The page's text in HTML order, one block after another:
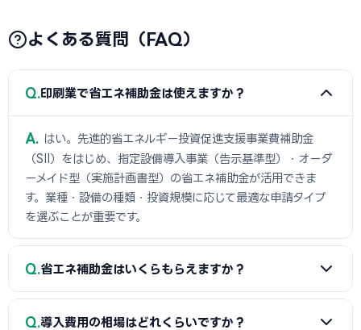
よくある質問（FAQ）
Q 印刷業で省エネ補助金は使えますか？
A
はい。先進的省エネルギー投資促進支援事業費補助金
（SII）をはじめ、指定設備導入事業（告示基準型）・オーダ
ーメイド型（実施計画書型）の省エネ補助金が活用できま
す。業種・設備の種類・投資規模に応じて最適な申請タイプ
を選ぶことが重要です。
Q 省エネ補助金はいくらもらえますか？
A
印刷業の場合、指定設備導入事業（告示基準型）・オー
Q 導入費用の相場はどれくらいですか？